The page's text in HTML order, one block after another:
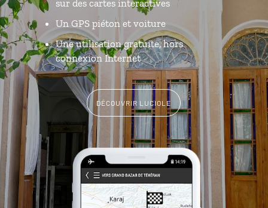
sur des cartes interactives
Un GPS piéton et voiture
Une utilisation gratuite, hors
connexion Internet
DÉCOUVRIR LUCIOLE